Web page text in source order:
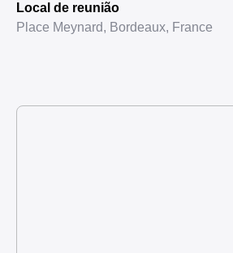
Local de reunião
Place Meynard, Bordeaux, France